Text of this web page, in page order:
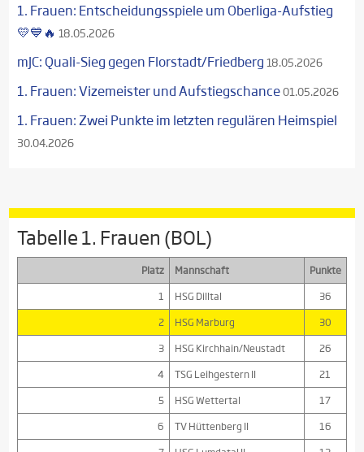
1. Frauen: Entscheidungsspiele um Oberliga-Aufstieg
💛💙🔥 18.05.2026
mJC: Quali-Sieg gegen Florstadt/Friedberg 18.05.2026
1. Frauen: Vizemeister und Aufstiegschance01.05.2026
1. Frauen: Zwei Punkte im letzten regulären Heimspiel
30.04.2026
Tabelle 1. Frauen (BOL)
Platz Mannschaft
Punkte
1
HSG Dilltal
36
2
HSG Marburg
30
3
HSG Kirchhain/Neustadt
26
4
TSG Leihgestern II
21
5
HSG Wettertal
17
6
TV Hüttenberg II
16